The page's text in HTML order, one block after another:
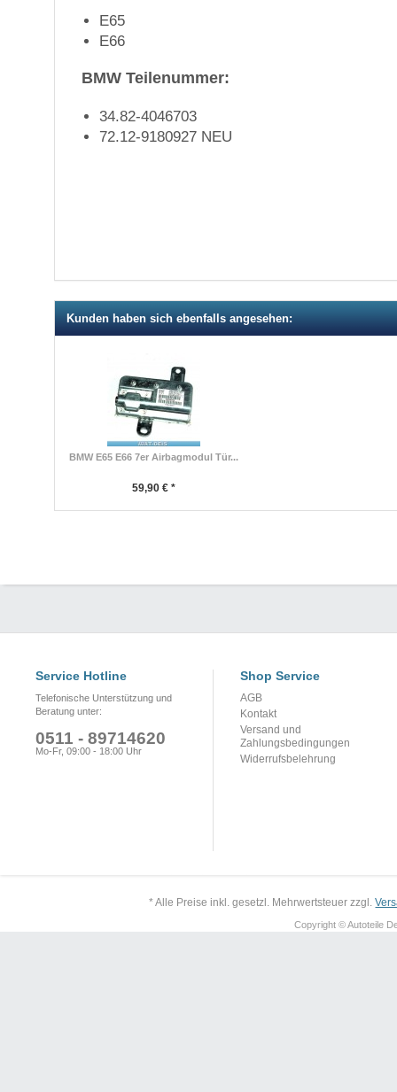
E65
E66
BMW Teilenummer:
34.82-4046703
72.12-9180927 NEU
Kunden haben sich ebenfalls angesehen:
BMW E65 E66 7er Airbagmodul Tür...
59,90 € *
Service Hotline
Telefonische Unterstützung und
Beratung unter:
0511 - 89714620
Mo-Fr, 09:00 - 18:00 Uhr
Shop Service
AGB
Kontakt
Versand und
Zahlungsbedingungen
Widerrufsbelehrung
* Alle Preise inkl. gesetzl. Mehrwertsteuer zzgl.
Copyright © Autoteile